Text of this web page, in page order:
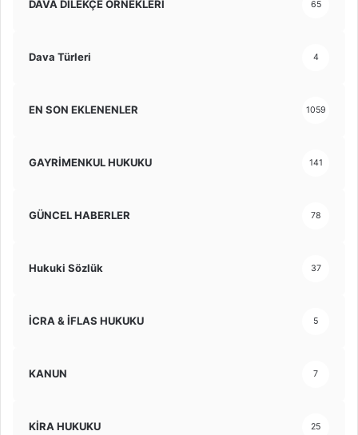
DAVA DİLEKÇE ÖRNEKLERİ 65
Dava Türleri 4
EN SON EKLENENLER 1059
GAYRİMENKUL HUKUKU 141
GÜNCEL HABERLER 78
Hukuki Sözlük 37
İCRA & İFLAS HUKUKU 5
KANUN 7
KİRA HUKUKU 25